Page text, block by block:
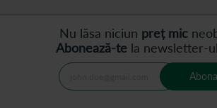
Nu lăsa niciun preț mic
Abonează-tela newsletter-